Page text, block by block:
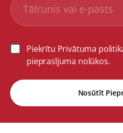
Piekrītu Privātuma
pieprasījuma nolūkos.
Nosūtīt